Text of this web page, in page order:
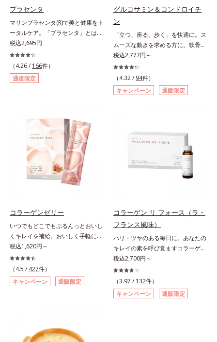
美を総合的に支えます。甘さ控えめ
のカフェオレ味、濃厚な抹茶味の2
味展開。プロテイン独特のにおいや
クセが少なく、水に溶けやすいの
で、手軽においしくたんぱく質を摂
れます。*1 1杯分（約27g）当り。
コラーゲン含む。*2 ビタミンB1、
B2、B6、B12、ナイアシン、パン
プラセンタ
マリンプラセンタ(R)で美と健康をト
ータルケア。「プラセンタ」とは、
母から子へ酸素や栄養素をおく
る“胎盤”のこと。豊富な栄養素を含
むプラセンタは、みずみずしい美し
さや元気を求める女性の間で大きな
注目を集めている成分です。豚由来
るエラスチンのほか、うるおいをキ
ープするヒアルロン酸、コラーゲ
ン、みずみずしさをアシストするコ
ンドロイチン硫酸など、美しさに磨
きをかける6成分をぎゅっと凝縮。
吸収もスムーズです。
税込2,695円
（4.26 / 166件）
通販限定
グルコサミン＆コンドロイチ
ン
「立つ、座る、歩く」を快適に。ス
ムーズな動きを求める方に。軟骨の
構成成分のもととなるグルコサミン
は体内でも作られますが、加齢とと
もに分解が進行してしまいます。そ
こで、オルビスは軟骨成分にこだわ
りました。6粒中にグルコサミンを
切なⅡ型コラーゲンをプラスし、ス
ムーズな動きをサポートします。そ
れらに加え、ハス胚芽エキス、生姜
エキスも配合。女性想いのサポート
植物素材で、毎日の快適をサポート
ることにより特有臭を軽減。粒も小
さくなっています。年齢を重ねても
ハツラツと歩きたい方、よくスポー
ツをする方にもおすすめです。ふし
ぶしが気になったら、軟骨成分に注
目し、毎日に摂り入れて快適に過ご
してみませんか。
税込2,777円～
（4.32 / 94件）
キャンペーン
通販限定
コラーゲンゼリー
いつでもどこでもぷるんっとおいし
くキレイを補給。おいしく手軽にキ
レイをチャージ！ おやつ感覚でハ
リと弾力のある毎日に欠かせない人
気のコラーゲンを補給できる、ステ
ィック型ゼリーです。吸収が早い、
分子の小さなコラーゲンが1袋にた
B6も加えました。コラーゲン特有
の香りや味をできるだけカットし
税込1,620円～
（4.5 / 427件）
キャンペーン
通販限定
コラーゲン リ フォース（ラ・
フランス風味）
ハリ・ツヤのある毎日に。あなたの
キレイの素を呼び覚ますコラーゲン
ドリンク。体内のコラーゲンに着目
したコラーゲンドリンクです。秘密
はレモンバームエキス。コラーゲン
と相性のいい美容素材を配合するこ
とで、あなたに眠るキレイの因子を
税込2,700円～
（3.97 / 132件）
キャンペーン
通販限定